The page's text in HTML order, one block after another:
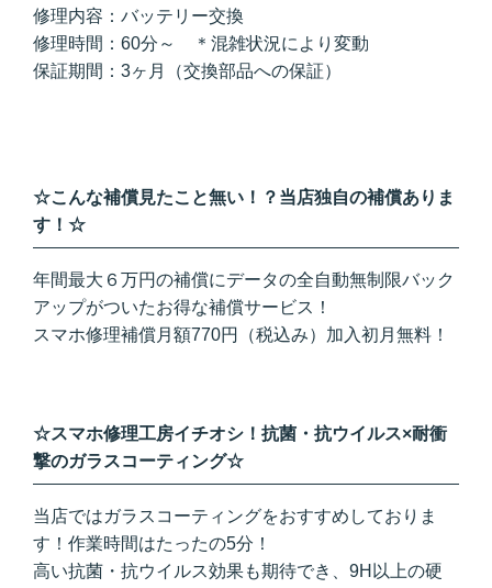
修理内容：バッテリー交換
修理時間：60分～ ＊混雑状況により変動
保証期間：3ヶ月（交換部品への保証）
☆こんな補償見たこと無い！？当店独自の補償ありま
す！☆
年間最大６万円の補償にデータの全自動無制限バック
アップがついたお得な補償サービス！
スマホ修理補償月額770円（税込み）加入初月無料！
☆スマホ修理工房イチオシ！抗菌・抗ウイルス×耐衝
撃のガラスコーティング☆
当店ではガラスコーティングをおすすめしておりま
す！作業時間はたったの5分！
高い抗菌・抗ウイルス効果も期待でき、9H以上の硬